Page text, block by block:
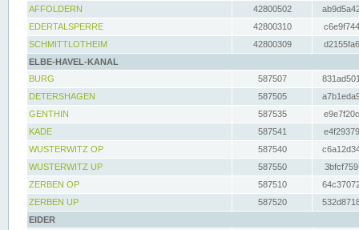
AFFOLDERN
42800502
EDERTALSPERRE
42800310
SCHMITTLOTHEIM
42800309
ELBE-HAVEL-KANAL
BURG
587507
DETERSHAGEN
587505
GENTHIN
587535
KADE
587541
WUSTERWITZ OP
587540
WUSTERWITZ UP
587550
ZERBEN OP
587510
ZERBEN UP
587520
EIDER